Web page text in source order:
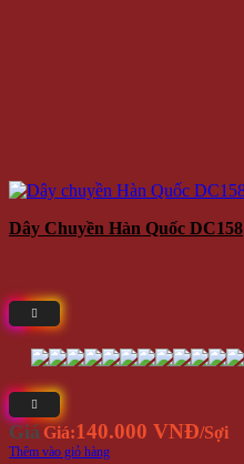
Dây Chuyền Hàn Quốc DC158
Giá Giá:140.000 VNĐ/Sợi
Thêm vào giỏ hàng